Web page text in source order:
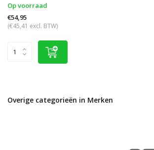
Op voorraad
€54,95
(€45,41 excl. BTW)
Overige categorieën in Merken